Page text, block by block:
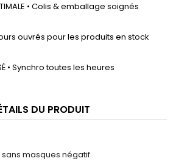
• Colis & emballage soignés
jours ouvrés pour les produits en stock
• Synchro toutes les heures
DU PRODUIT
sans masques négatif